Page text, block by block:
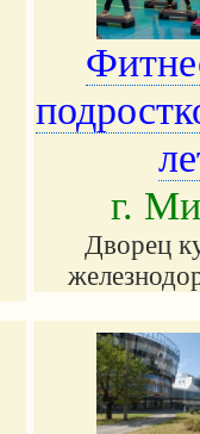
г.
Дворец